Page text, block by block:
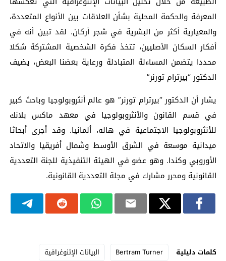
المعرفة والحكمة المحلية بشأن العلاقات بين الأنواع المتعددة،
والمعيارية أكثر من البشرية في شجر أركان. لقد تبين أنه في
أفكار السكان الأصليين، تتخذ فكرة الشخصية المشتركة شكلا
محددا يتضمن المساءلة المتبادلة ورعاية بعضنا البعض، يضيف
الدكتور “بيرترام تورنر”
يشار أن الدكتور “بيرترام تورنر” هو عالم أنثروبولوجيا وباحث كبير
في قسم القانون والأنثروبولوجيا في معهد ماكس بلانك
للأنثروبولوجيا الاجتماعية في هاله، ألمانيا. وقد أجرى أبحاثا
ميدانية موسعة في الشرق الأوسط وشمال أفريقيا والاتحاد
الأوروبي وكندا. وهو عضو في الهيئة التنفيذية للجنة التعددية
القانونية ومحرر مشارك في مجلة التعددية القانونية.
كلمات دليلية Bertram Turner
البيانات الإثنوغرافية